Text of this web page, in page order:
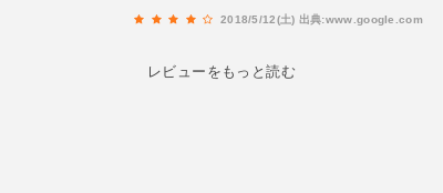
2018/5/12(土) 出典:www.google.com
レビューをもっと読む